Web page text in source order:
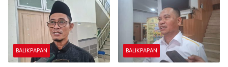
BALIKPAPAN BALIKPAPAN